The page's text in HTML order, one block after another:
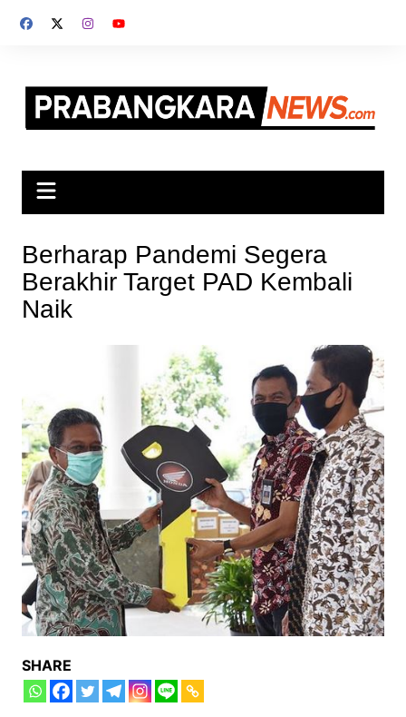
Berharap Pandemi Segera
Berakhir Target PAD Kembali
Naik
SHARE